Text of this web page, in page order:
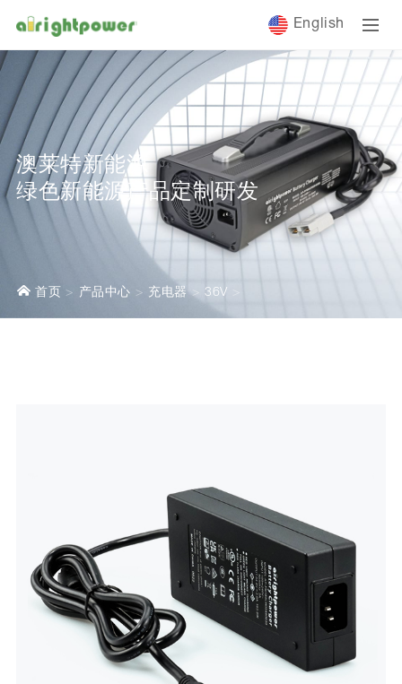
English
澳莱特新能源
绿色新能源产品定制研发
首页 产品中心 充电器 36V